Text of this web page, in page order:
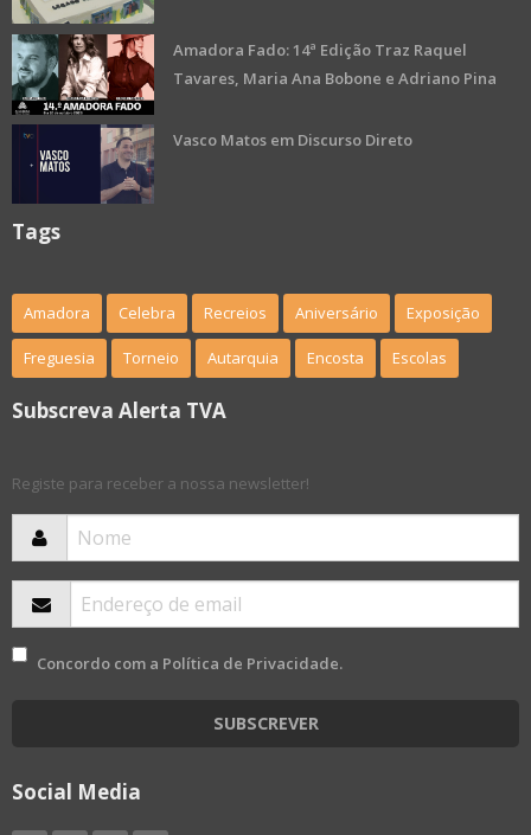
Amadora Fado: 14ª Edição Traz Raquel
Tavares, Maria Ana Bobone e Adriano Pina
Vasco Matos em Discurso Direto
Tags
Amadora Celebra Recreios Aniversário Exposição
Freguesia Torneio Autarquia Encosta Escolas
Subscreva Alerta TVA
Registe para receber a nossa newsletter!
Concordo com a Política de Privacidade.
SUBSCREVER
Social Media